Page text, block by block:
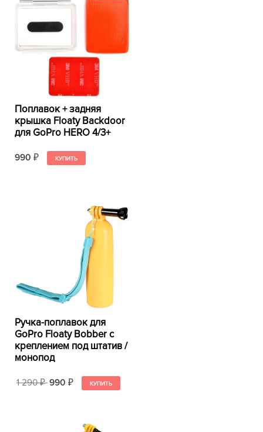
Поплавок + задняя
крышка Floaty Backdoor
для GoPro HERO 4/3+
990 ₽
Ручка-поплавок для
GoPro Floaty Bobber с
креплением под штатив /
монопод
1 290₽ 990 ₽